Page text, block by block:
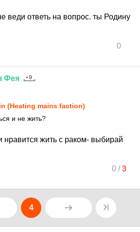
веди ответь на вопрос. ты Родину
0
Фея
(Heating mains faction)
и не жить?
нравится жить с раком- выбирай
0/3
4